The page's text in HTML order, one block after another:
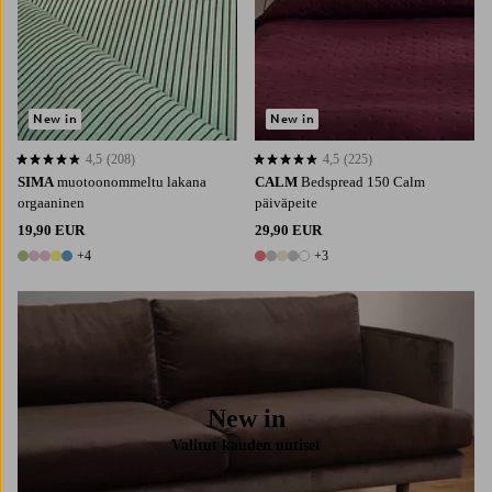
SIMA muotoonommeltu lakana
orgaaninen
19,90 EUR
9 värejä
+4
4,5 perustuen 208 arvosanaan
4,5 (208)
New in
CALM Bedspread 150 Calm
päiväpeite
29,90 EUR
8 värejä
+3
4,5 perustuen 225 arvosanaan
4,5 (225)
New in
New in
Valitut kauden uutiset